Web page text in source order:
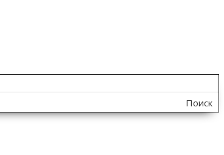
Поиск
по